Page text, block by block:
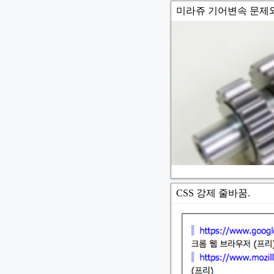
미라쥬 기어변속 문제
CSS 강제 줄바꿈.